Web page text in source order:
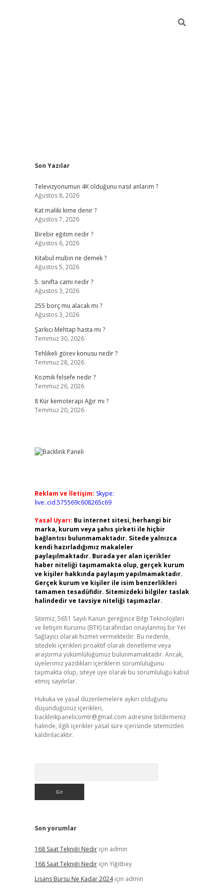
Sidebar
Son Yazılar
Televizyonumun 4K olduğunu nasıl anlarım ?
Ağustos 8, 2026
Kat maliki kime denir ?
Ağustos 7, 2026
Birebir eğitim nedir ?
Ağustos 6, 2026
Kitabul mubin ne demek ?
Ağustos 5, 2026
5. sınıfta cami nedir ?
Ağustos 3, 2026
255 borç mu alacak mı ?
Ağustos 3, 2026
Şarkıcı Mehtap hasta mı ?
Temmuz 30, 2026
Tehlikeli görev konusu nedir ?
Temmuz 28, 2026
Kozmik felsefe nedir ?
Temmuz 26, 2026
8 Kür kemoterapi Ağır mı ?
Temmuz 20, 2026
Reklam ve İletişim: Skype:
live:.cid.575569c608265c69
Yasal Uyarı: Bu internet sitesi, herhangi bir
marka, kurum veya şahıs şirketi ile hiçbir
bağlantısı bulunmamaktadır. Sitede yalnızca
kendi hazırladığımız makaleler
paylaşılmaktadır. Burada yer alan içerikler
haber niteliği taşımamakta olup, gerçek kurum
ve kişiler hakkında paylaşım yapılmamaktadır.
Gerçek kurum ve kişiler ile isim benzerlikleri
tamamen tesadüfidir. Sitemizdeki bilgiler taslak
halindedir ve tavsiye niteliği taşımazlar.
Sitemiz, 5651 Sayılı Kanun gereğince Bilgi Teknolojileri
ve İletişim Kurumu (BTK) tarafından onaylanmış bir Yer
Sağlayıcı olarak hizmet vermektedir. Bu nedenle,
sitedeki içerikleri proaktif olarak denetleme veya
araştırma yükümlülüğümüz bulunmamaktadır. Ancak,
üyelerimiz yazdıkları içeriklerin sorumluluğunu
taşımakta olup, siteye üye olarak bu sorumluluğu kabul
etmiş sayılırlar.
Hukuka ve yasal düzenlemelere aykırı olduğunu
düşündüğünüz içerikleri,
backlinkpanelicomtr@gmail.com adresine bildirmeniz
halinde, ilgili içerikler yasal süre içerisinde sitemizden
kaldırılacaktır.
Son yorumlar
168 Saat Tekniği Nediriçin admin
168 Saat Tekniği Nediriçin Yiğitbey
Lisans Bursu Ne Kadar 2024için admin
https://betci.co/